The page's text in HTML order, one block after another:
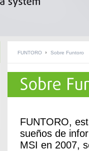
FUNTORO Sobre Funtoro
FUNTORO,
sueños de
MSI en 2007,